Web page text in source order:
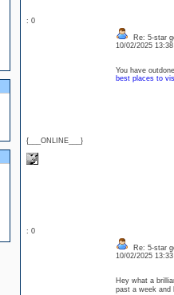
: 0
{___ONLINE___}
Re: 5-star
10/02/2025
You have
best places to
: 0
Re: 5-star
10/02/2025
Hey what a
past a week